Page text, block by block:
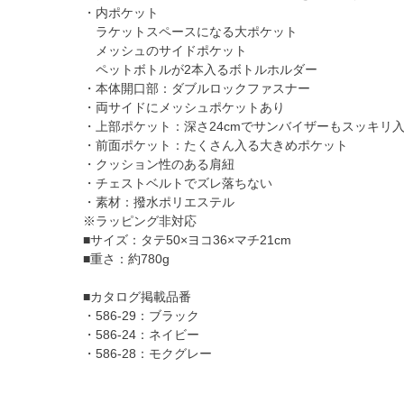
・内ポケット
ラケットスペースになる大ポケット
メッシュのサイドポケット
ペットボトルが2本入るボトルホルダー
・本体開口部：ダブルロックファスナー
・両サイドにメッシュポケットあり
・上部ポケット：深さ24cmでサンバイザーもスッキリ
・前面ポケット：たくさん入る大きめポケット
・クッション性のある肩紐
・チェストベルトでズレ落ちない
・素材：撥水ポリエステル
※ラッピング非対応
■サイズ：タテ50×ヨコ36×マチ21cm
■重さ：約780g
■カタログ掲載品番
・586-29：ブラック
・586-24：ネイビー
・586-28：モクグレー